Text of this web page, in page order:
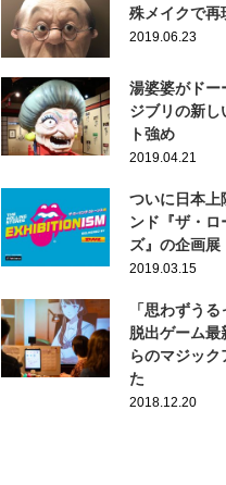
殊メイクで再
2019.06.23
湯婆婆がド
ジブリの新し
ト強め
2019.04.21
ついに日本上
ンド『ザ・
ズ』の企画
2019.03.15
「思わずう
脱出ゲーム最
らのマジッ
た
2018.12.20